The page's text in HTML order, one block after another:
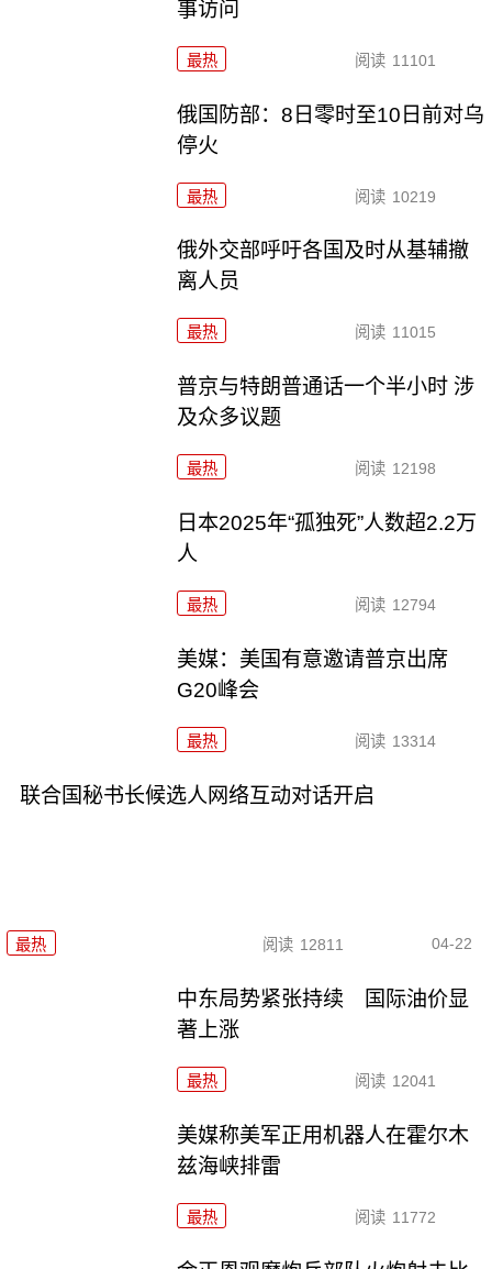
事访问
最热 阅读 11101
俄国防部：8日零时至10日前对乌
停火
最热 阅读 10219
俄外交部呼吁各国及时从基辅撤
离人员
最热 阅读 11015
普京与特朗普通话一个半小时 涉
及众多议题
最热 阅读 12198
日本2025年“孤独死”人数超2.2万
人
最热 阅读 12794
美媒：美国有意邀请普京出席
G20峰会
最热 阅读 13314
联合国秘书长候选人网络互动对话开启
最热 阅读 12811 04-22
中东局势紧张持续 国际油价显
著上涨
最热 阅读 12041
美媒称美军正用机器人在霍尔木
兹海峡排雷
最热 阅读 11772